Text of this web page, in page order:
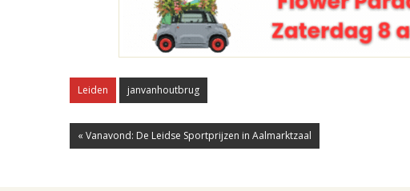
Leiden janvanhoutbrug
« Vanavond: De Leidse Sportprijzen in Aalmarktzaal